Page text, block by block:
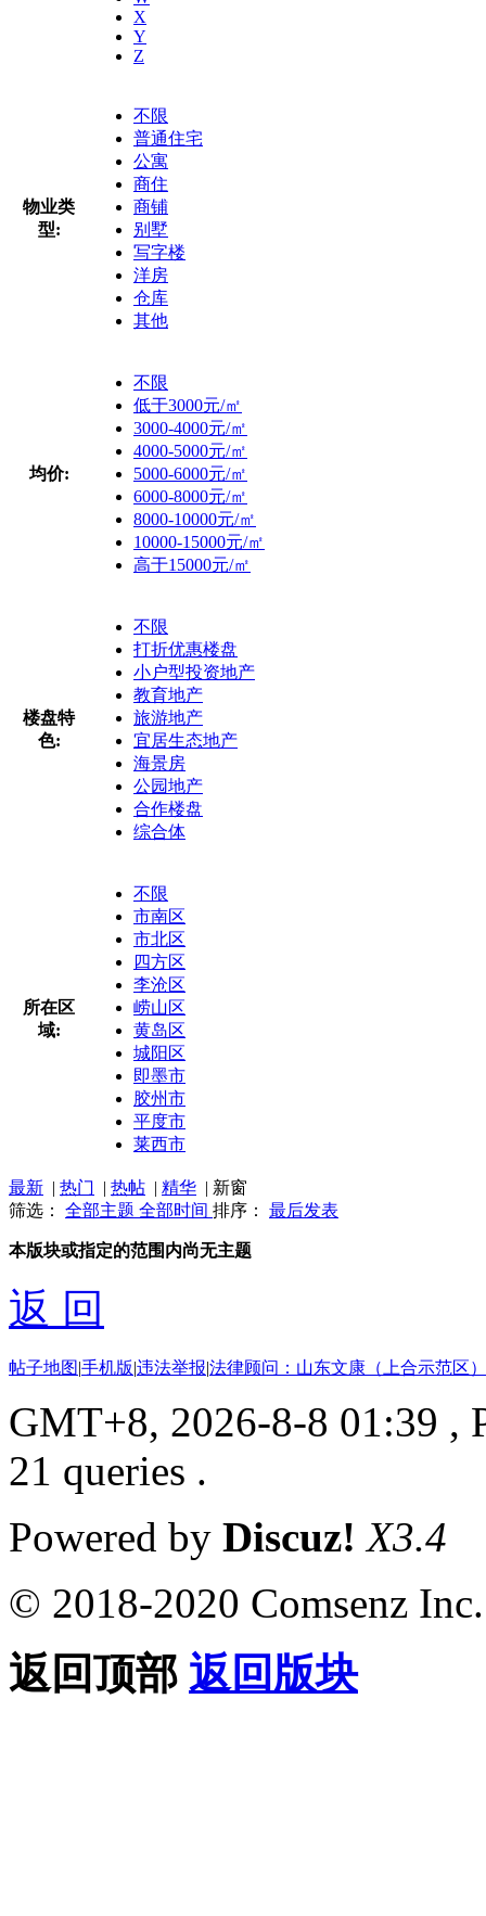
X
Y
Z
物业类
型:
不限
普通住宅
公寓
商住
商铺
别墅
写字楼
洋房
仓库
其他
均价:
不限
低于3000元/㎡
3000-4000元/㎡
4000-5000元/㎡
5000-6000元/㎡
6000-8000元/㎡
8000-10000元/㎡
10000-15000元/㎡
高于15000元/㎡
楼盘特
色:
不限
打折优惠楼盘
小户型投资地产
教育地产
旅游地产
宜居生态地产
海景房
公园地产
合作楼盘
综合体
所在区
域:
不限
市南区
市北区
四方区
李沧区
崂山区
黄岛区
城阳区
即墨市
胶州市
平度市
莱西市
最新 | 热门 | 热帖 | 精华 | 新窗
筛选： 全部主题 全部时间 排序： 最后发表
本版块或指定的范围内尚无主题
返 回
帖子地图|手机版|违法举报|法律顾问：山东文康（上合示范区
GMT+8, 2026-8-8 01:39 ,
21 queries .
Powered by Discuz! X3.4
© 2018-2020 Comsenz Inc.
返回顶部 返回版块